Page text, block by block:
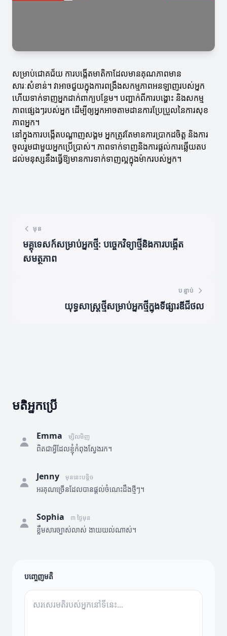
សម្រាប់ជោគជ័យ ការបង្កើតមាតិកាដែលមានគុណភាពមាន
សារៈសំខាន់។ វាអាចជួយក្នុងការពង្រឹងសកម្មភាពអនឡាញរបស់អ្នក
ហើយទាក់ទាញអ្នកដាក់ពាក្យបន្ថែម។ បញ្ជាក់ពីការបង្ហោះ និងសកម្ម
ភាពផ្សេងៗរបស់អ្នក ដើម្បីឲ្យអ្នកអាចតាមដានការប្រែប្រួលនៃការសុខ
ភាពអ្នក។
នៅក្នុងការបង្កើតបណ្តាញសង្គម អ្នកត្រូវតែមានការប្រាកដចិត្ត និងការ
ចូលរួមជាមួយអ្នកប្រើប្រាស់។ ភាពទាក់ទាញនិងការផ្តល់ការឆ្លើយតប
ដល់មនុស្សនឹងធ្វើឱ្យមានការទាក់ទាញល្អក្នុងម៉ាករបស់អ្នក។
មុន
មគ្គុទេសក៍សម្រាប់អ្នកថ្មី: បច្ចេកវិទ្យាថ្មីនិងការបង្កើត
សមត្ថភាព
បន្ទាប់
យុទ្ធសាស្ត្រថ្មីសម្រាប់អ្នកថ្មីក្នុងទីផ្សារឌីជីថល
មតិអ្នកប្រើ
Emma ម្សិលមិញ
ពិតជាអ្វីដែលខ្ញុំកំពុងស្វែងរក។
Jenny មុននេះបន្តិច
អរគុណច្រើនដែលបានផ្តល់ចំណេះដឹងថ្មីៗ។
Sophia ៣ ថ្ងៃមុន
ខ្លឹមសារច្បាស់លាស់ ងាយយល់ណាស់។
បញ្ចេញមតិ